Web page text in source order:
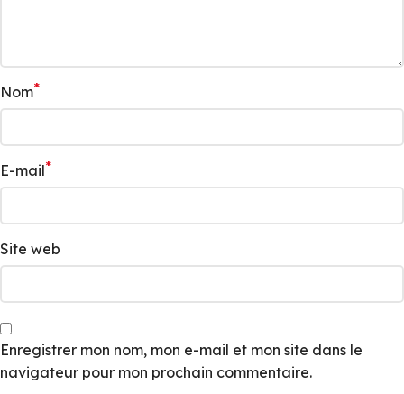
Nom*
E-mail*
Site web
Enregistrer mon nom, mon e-mail et mon site dans le
navigateur pour mon prochain commentaire.